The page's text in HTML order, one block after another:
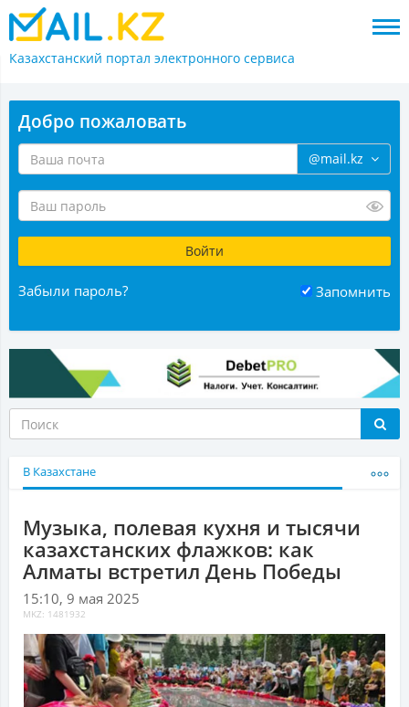
Казахстанский портал электронного сервиса
Добро пожаловать
@mail.kz
Забыли пароль? Запомнить
В Казахстане
Музыка, полевая кухня и тысячи
казахстанских флажков: как
Алматы встретил День Победы
15:10, 9 мая 2025
MKZ: 1481932